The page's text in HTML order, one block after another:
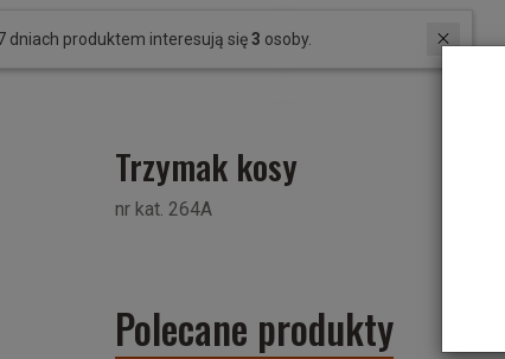
Trzymak kosy
nr kat. 264A
Polecane produkty
W ostatnich 7 dniach produktem interesują się